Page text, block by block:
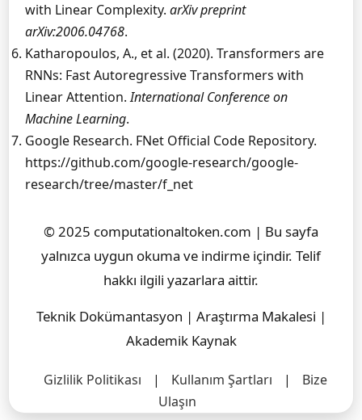
with Linear Complexity. arXiv preprint
arXiv:2006.04768.
Katharopoulos, A., et al. (2020). Transformers are
RNNs: Fast Autoregressive Transformers with
Linear Attention.International Conference on
Machine Learning.
Google Research. FNet Official Code Repository.
https://github.com/google-research/google-
research/tree/master/f_net
© 2025 computationaltoken.com | Bu sayfa
yalnızca uygun okuma ve indirme içindir. Telif
hakkı ilgili yazarlara aittir.
Teknik Dokümantasyon | Araştırma Makalesi |
Akademik Kaynak
Gizlilik Politikası | Kullanım Şartları |
Bize
Ulaşın